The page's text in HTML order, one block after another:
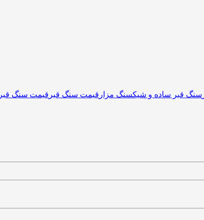
سنگ قبر ساده و شیکسنگ مزار قیمت سنگ قبر قیمت سنگ قبر 1403